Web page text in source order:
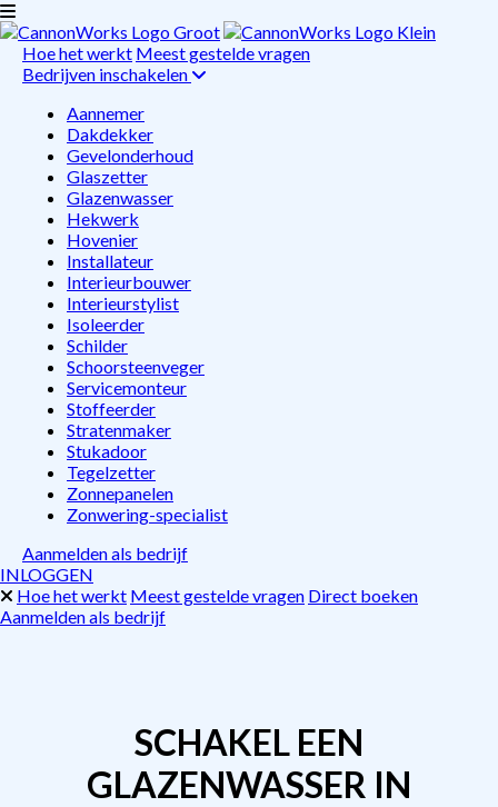
Hoe het werkt Meest gestelde vragen
Bedrijven inschakelen
Aannemer
Dakdekker
Gevelonderhoud
Glaszetter
Glazenwasser
Hekwerk
Hovenier
Installateur
Interieurbouwer
Interieurstylist
Isoleerder
Schilder
Schoorsteenveger
Servicemonteur
Stoffeerder
Stratenmaker
Stukadoor
Tegelzetter
Zonnepanelen
Zonwering-specialist
Aanmelden als bedrijf
INLOGGEN
Hoe het werkt Meest gestelde vragen Direct boeken
Aanmelden als bedrijf
SCHAKEL EEN
GLAZENWASSER IN